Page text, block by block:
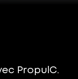
PropulC.